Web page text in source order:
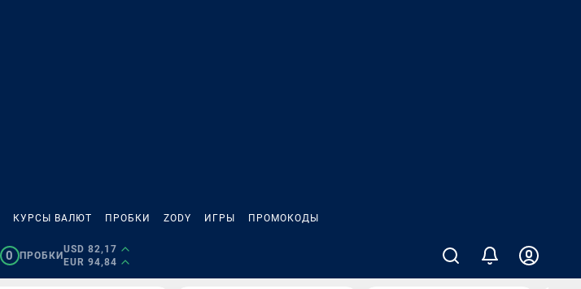
КУРСЫ ВАЛЮТ ПРОБКИ ZODY ИГРЫ ПРОМОКОДЫ
0 ПРОБКИ
USD 82,17
EUR 94,84